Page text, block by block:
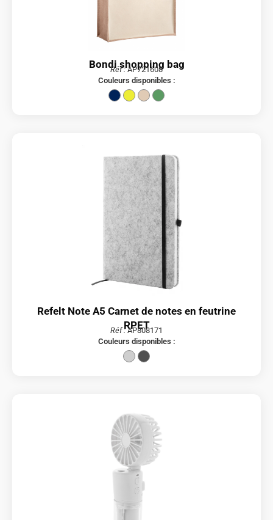
Bondi shopping bag
Réf :AP721608
Couleurs disponibles :
Refelt Note A5 Carnet de notes en feutrine
RPET
Réf :AP808171
Couleurs disponibles :